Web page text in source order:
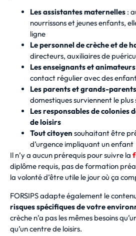
Les assistantes maternelles :
nourrissons et jeunes enfants,
ligne
Le personnel de crèche et de
directeurs, auxiliaires de
Les enseignants et
contact régulier avec des
Les parents et grands-parents
domestiques surviennent le
Les responsables de colonies
de loisirs
Tout citoyen souhaitant être
d’urgence impliquant un enfant
Il n’y a aucun prérequis pour suivre la
diplôme requis, pas de formation
la volonté d’être utile le jour où ça
FORSIPS adapte également le
risques spécifiques de votre
crèche n’a pas les mêmes besoins
qu’un centre de loisirs.